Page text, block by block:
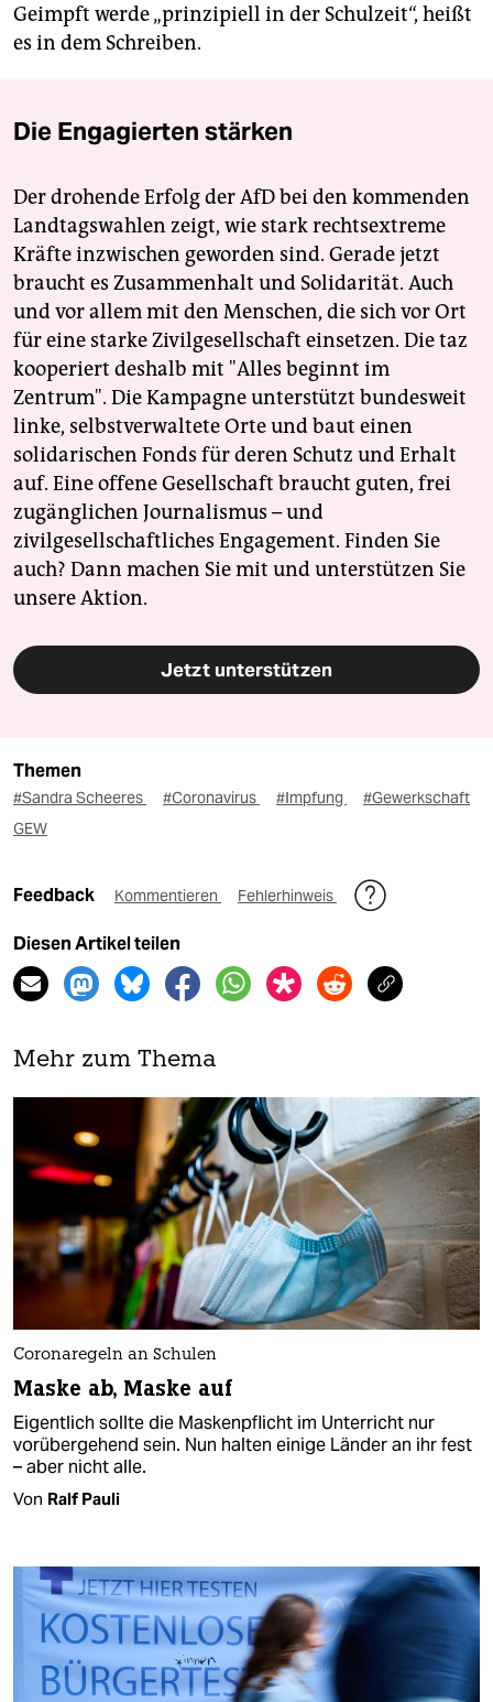
Geimpft werde „prinzipiell in der Schulzeit“, heißt
es in dem Schreiben.
Die Engagierten stärken
Der drohende Erfolg der AfD bei den kommenden
Landtagswahlen zeigt, wie stark rechtsextreme
Kräfte inzwischen geworden sind. Gerade jetzt
braucht es Zusammenhalt und Solidarität. Auch
und vor allem mit den Menschen, die sich vor Ort
für eine starke Zivilgesellschaft einsetzen. Die taz
kooperiert deshalb mit "Alles beginnt im
Zentrum". Die Kampagne unterstützt bundesweit
linke, selbstverwaltete Orte und baut einen
solidarischen Fonds für deren Schutz und Erhalt
auf. Eine offene Gesellschaft braucht guten, frei
zugänglichen Journalismus – und
zivilgesellschaftliches Engagement. Finden Sie
auch? Dann machen Sie mit und unterstützen Sie
unsere Aktion.
Jetzt unterstützen
Themen
#Sandra Scheeres #Coronavirus #Impfung
#Gewerkschaft
GEW
Feedback Kommentieren Fehlerhinweis
Diesen Artikel teilen
Mehr zum Thema
Coronaregeln an Schulen
Maske ab, Maske auf
Eigentlich sollte die Maskenpflicht im Unterricht nur
vorübergehend sein. Nun halten einige Länder an ihr fest
– aber nicht alle.
Von Ralf Pauli